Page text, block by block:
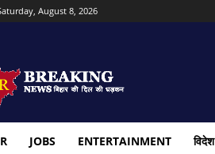
August 8, 2026
Breaking
news
JOBS ENTERTAINMENT विदेश